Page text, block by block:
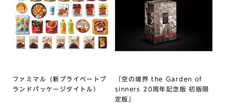
ファミマル（新プライベートブ
ランドパッケージタイトル）
「空の境界 the Garden of
sinners 20周年記念版 初版限
定版」